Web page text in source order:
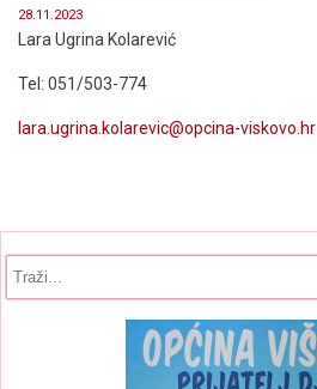
28.11.2023
Lara Ugrina Kolarević
Tel: 051/503-774
lara.ugrina.kolarevic@opcina-viskovo.hr
Obrazac pretrage